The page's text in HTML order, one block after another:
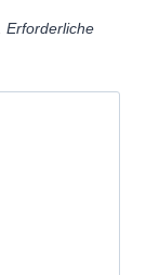
Erforderliche